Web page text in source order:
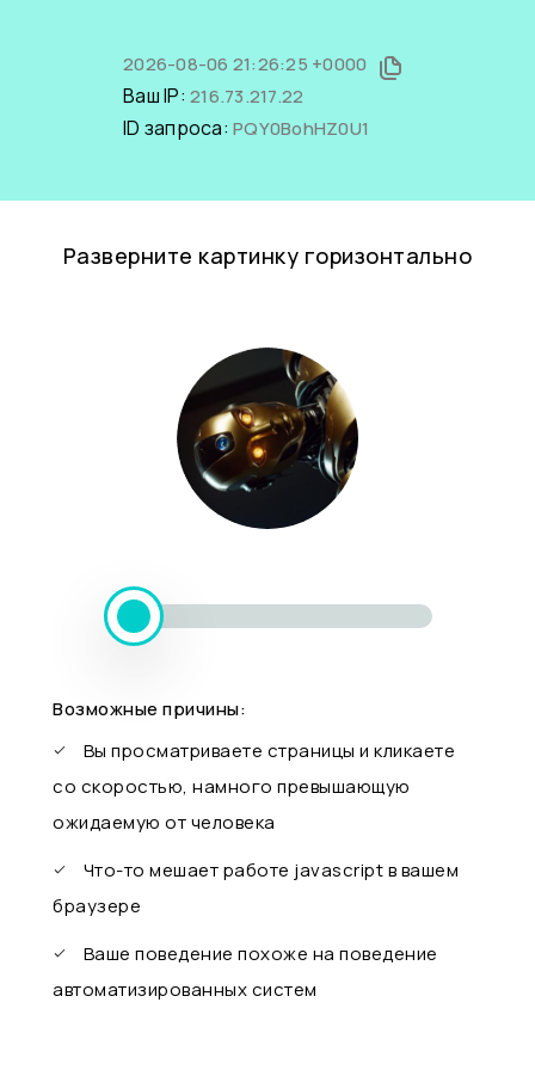
2026-08-06 21:26:25 +0000
Ваш IP: 216.73.217.22
ID запроса: PQY0BohHZ0U1
Разверните картинку горизонтально
Возможные причины:
Вы просматриваете страницы и кликаете
со скоростью, намного превышающую
ожидаемую от человека
Что-то мешает работе javascript в вашем
браузере
Ваше поведение похоже на поведение
автоматизированных систем